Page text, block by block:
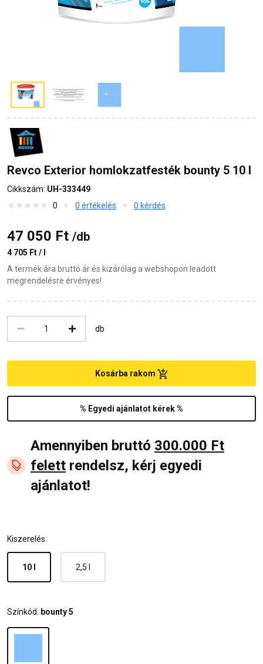
Revco Exterior homlokzatfesték bounty 5 10 l
Cikkszám: UH-333449
0
0 értékelés 0 kérdés
47 050 Ft /db
4 705 Ft / l
A termék ára bruttó ár és kizárólag a webshopon leadott
megrendelésre érvényes!
db
% Egyedi ajánlatot kérek %
Kosárba rakom
Amennyiben bruttó 300.000 Ft
felett rendelsz, kérj egyedi
ajánlatot!
Kiszerelés:
10 l 2,5 l
Színkód: bounty 5